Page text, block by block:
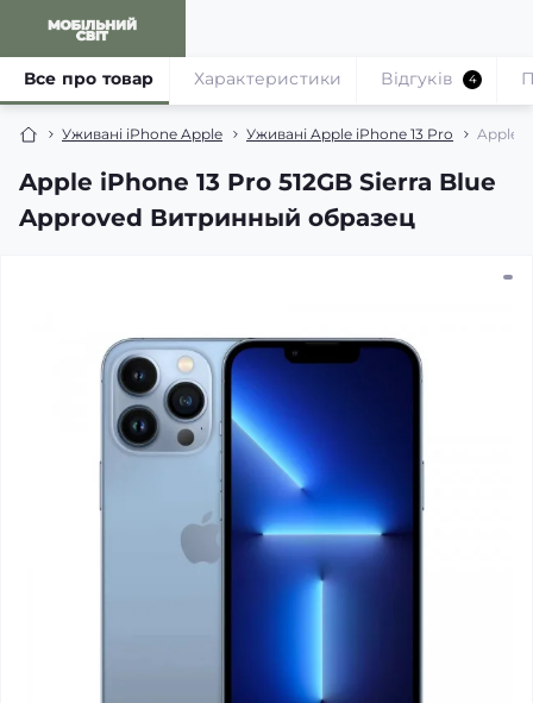
Уживані iPhone Apple Уживані Apple iPhone 13 Pro Apple
Apple iPhone 13 Pro 512GB Sierra Blue
Approved Витринный образец
Все про товар Характеристики Відгуків 4